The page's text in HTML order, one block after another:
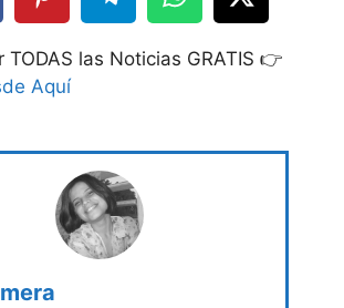
TODAS las Noticias GRATIS 👉
Aquí